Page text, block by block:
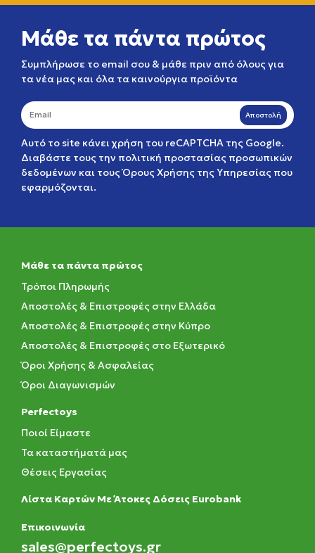
Μάθε τα πάντα πρώτος
Συμπλήρωσε το email σου & μάθε πριν από όλους για
τα νέα μας και όλα τα καινούργια προϊόντα
Αποστολή
Αυτό το site κάνει χρήση του reCAPTCHA της Google.
Διαβάστε τους την πολιτική προστασίας προσωπικών
δεδομένων και τουςΌρους Χρήσης της Υπηρεσίας που
εφαρμόζονται.
Μάθε τα πάντα πρώτος
Τρόποι Πληρωμής
Αποστολές & Επιστροφές στην Ελλάδα
Αποστολές & Επιστροφές στην Κύπρο
Αποστολές & Επιστροφές στο Εξωτερικό
Όροι Χρήσης & Ασφαλείας
Όροι Διαγωνισμών
Perfectoys
Ποιοί Είμαστε
Τα καταστήματά μας
Θέσεις Εργασίας
Λίστα Καρτών Με Άτοκες Δόσεις Eurobank
Eπικοινωνία
sales@perfectoys.gr